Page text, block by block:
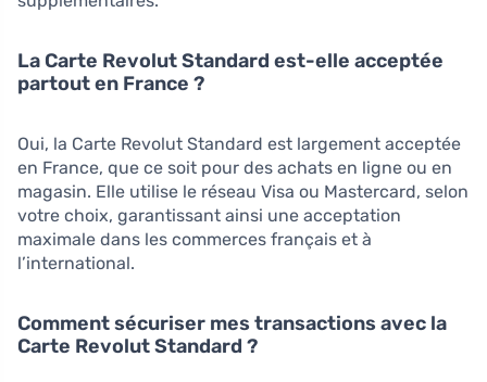
La Carte Revolut Standard est-elle acceptée
partout en France ?
Oui, la Carte Revolut Standard est largement acceptée
en France, que ce soit pour des achats en ligne ou en
magasin. Elle utilise le réseau Visa ou Mastercard, selon
votre choix, garantissant ainsi une acceptation
maximale dans les commerces français et à
l’international.
Comment sécuriser mes transactions avec la
Carte Revolut Standard ?